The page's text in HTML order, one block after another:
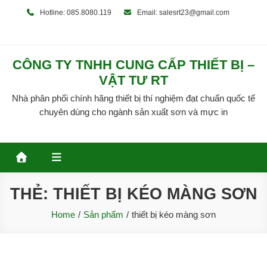
Hotline: 085.8080.119 Email: salesrt23@gmail.com
CÔNG TY TNHH CUNG CẤP THIẾT BỊ –
VẬT TƯ RT
Nhà phân phối chính hãng thiết bị thí nghiệm đạt chuẩn quốc tế
chuyên dùng cho ngành sản xuất sơn và mực in
THẺ: THIẾT BỊ KÉO MÀNG SƠN
Home Sản phẩm thiết bị kéo màng sơn